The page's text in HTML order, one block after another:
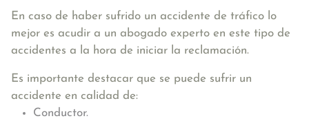
En caso de haber sufrido un accidente de tráfico lo
mejor es acudir a un abogado experto en este tipo de
accidentes a la hora de iniciar la reclamación.
Es importante destacar que se puede sufrir un
accidente en calidad de:
Conductor.